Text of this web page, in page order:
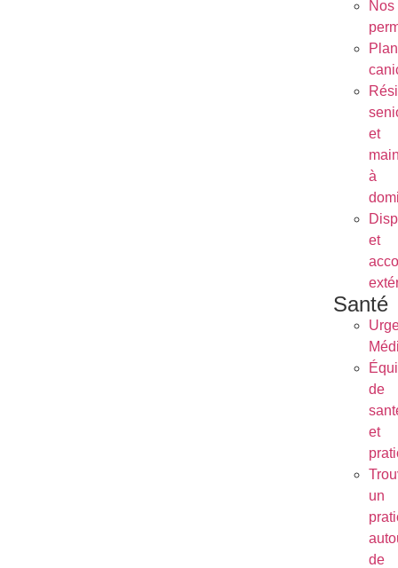
Nos
Plan
et
à
et
Santé
de
et
un
de